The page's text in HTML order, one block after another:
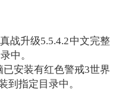
升级5.5.4.2中文完整
中。
安装有红色警戒3世界
到指定目录中。